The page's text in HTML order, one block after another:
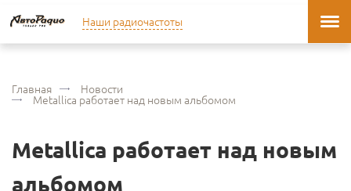
Наши радиочастоты
Главная Новости
Metallica работает над новым альбомом
Metallica работает над новым
альбомом